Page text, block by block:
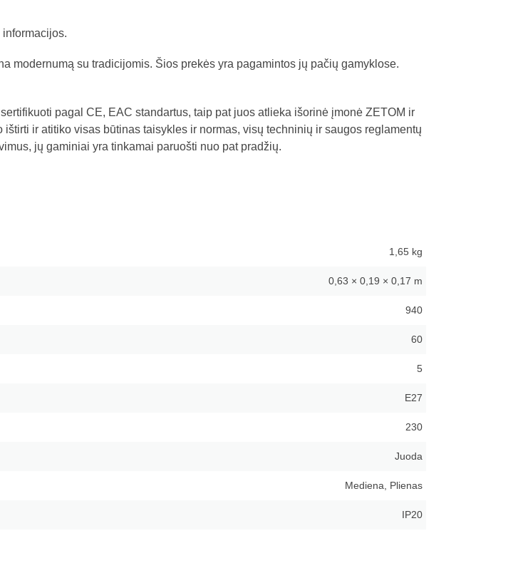
modernumą su tradicijomis. Šios prekės yra pagamintos jų pačių gamyklose.
pagal CE, EAC standartus, taip pat juos atlieka išorinė įmonė ZETOM ir
ir atitiko visas būtinas taisykles ir normas, visų techninių ir saugos reglamentų
jų gaminiai yra tinkamai paruošti nuo pat pradžių.
1,65 kg
0,63 × 0,19 × 0,17 m
940
60
5
E27
230
Juoda
Mediena, Plienas
IP20